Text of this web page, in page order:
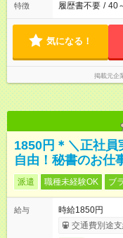
特徴 履歴書不要 / 40
気になる！
掲載元企
1850円＊＼正社
自由！秘書のお仕
派遣 職種未経験OK ブ
給与
時給1850円
交通費別途支